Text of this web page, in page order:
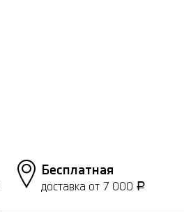
Бесплатная
доставка от 7 000 Р